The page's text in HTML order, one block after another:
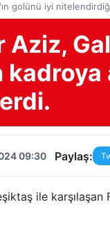
golünü iyi
Aziz,
09:30 Paylaş:
ile